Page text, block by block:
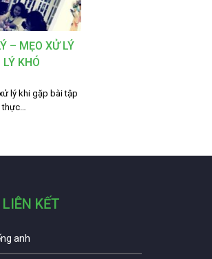
– MẸO XỬ LÝ
KHÓ
lý khi gặp bài tập
thực…
KẾT
anh